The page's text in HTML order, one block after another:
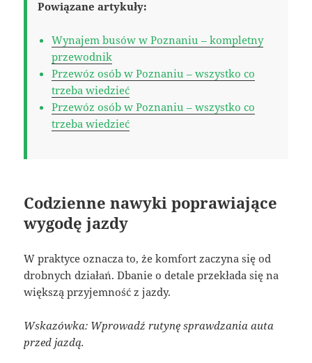
Powiązane artykuły:
Wynajem busów w Poznaniu – kompletny
przewodnik
Przewóz osób w Poznaniu – wszystko co
trzeba wiedzieć
Przewóz osób w Poznaniu – wszystko co
trzeba wiedzieć
Codzienne nawyki poprawiające
wygodę jazdy
W praktyce oznacza to, że komfort zaczyna się od
drobnych działań. Dbanie o detale przekłada się na
większą przyjemność z jazdy.
Wskazówka: Wprowadź rutynę sprawdzania auta
przed jazdą.